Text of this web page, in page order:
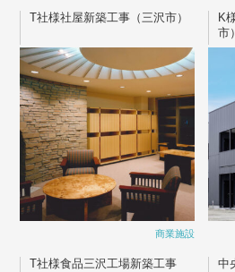
T社様社屋新築工事（三沢市）
商業施設
K
市）
T社様食品三沢工場新築工事
中